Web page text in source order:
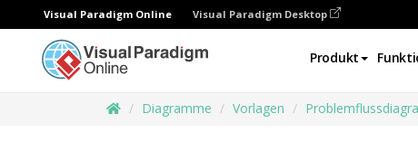
Visual Paradigm Online Visual Paradigm Desktop
Produkt
Diagramme Vorlagen